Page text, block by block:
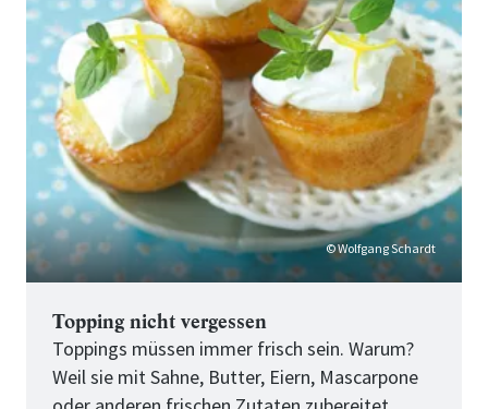
Cupcakes
© Wolfgang Schardt
Topping nicht vergessen
Toppings müssen immer frisch sein. Warum?
Weil sie mit Sahne, Butter, Eiern, Mascarpone